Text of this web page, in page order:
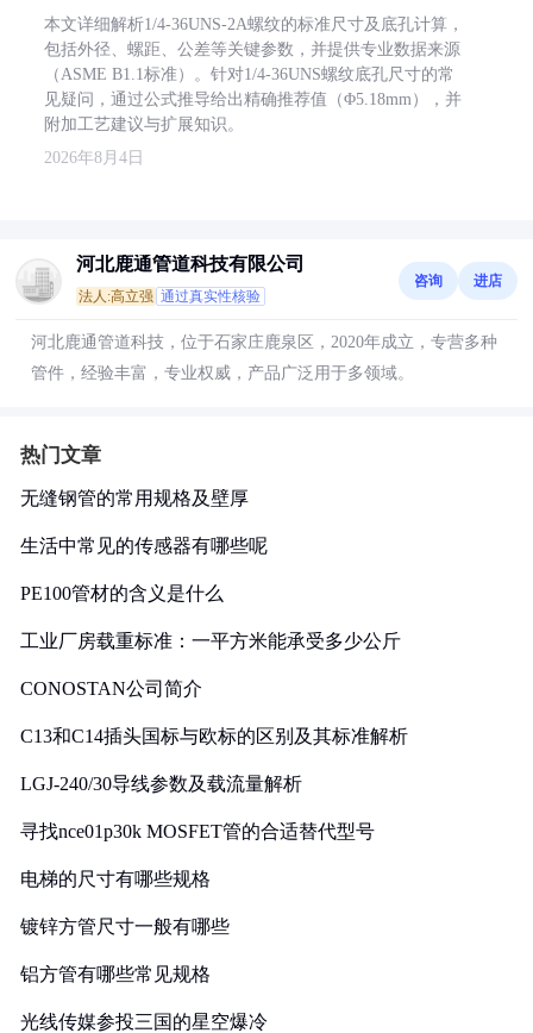
本文详细解析1/4-36UNS-2A螺纹的标准尺寸及底孔计算，
包括外径、螺距、公差等关键参数，并提供专业数据来源
（ASME B1.1标准）。针对1/4-36UNS螺纹底孔尺寸的常
见疑问，通过公式推导给出精确推荐值（Φ5.18mm），并
附加工艺建议与扩展知识。
2026年8月4日
河北鹿通管道科技有限公司
法人:高立强 通过真实性核验
咨询 进店
河北鹿通管道科技，位于石家庄鹿泉区，2020年成立，专营多种
管件，经验丰富，专业权威，产品广泛用于多领域。
热门文章
无缝钢管的常用规格及壁厚
生活中常见的传感器有哪些呢
PE100管材的含义是什么
工业厂房载重标准：一平方米能承受多少公斤
CONOSTAN公司简介
C13和C14插头国标与欧标的区别及其标准解析
LGJ-240/30导线参数及载流量解析
寻找nce01p30k MOSFET管的合适替代型号
电梯的尺寸有哪些规格
镀锌方管尺寸一般有哪些
铝方管有哪些常见规格
光线传媒参投三国的星空爆冷